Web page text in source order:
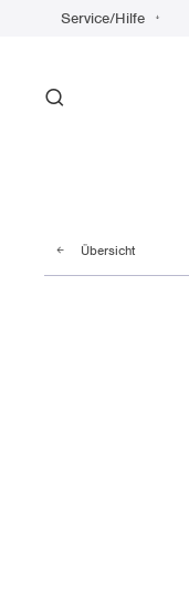
Service/Hilfe
Übersicht